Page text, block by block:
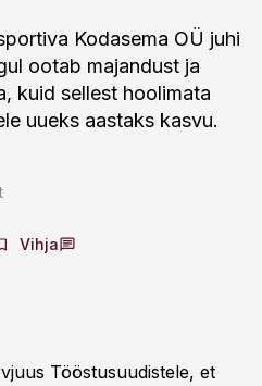
Kodasema OÜ juhi
ootab majandust ja
kuid sellest hoolimata
uueks aastaks kasvu.
Vihja
Tööstusuudistele, et